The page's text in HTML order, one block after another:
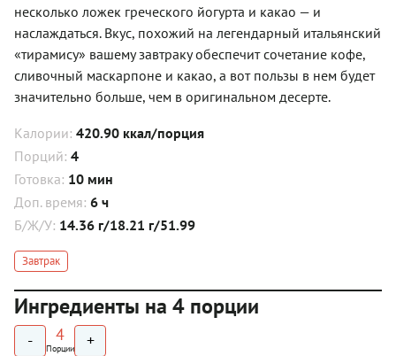
несколько ложек греческого йогурта и какао — и
наслаждаться. Вкус, похожий на легендарный итальянский
«тирамису» вашему завтраку обеспечит сочетание кофе,
сливочный маскарпоне и какао, а вот пользы в нем будет
значительно больше, чем в оригинальном десерте.
Калории: 420.90 ккал/порция
Порций: 4
Готовка: 10 мин
Доп. время: 6 ч
Б/Ж/У: 14.36 г/18.21 г/51.99
Завтрак
Ингредиенты на 4 порции
- 4
Порции +